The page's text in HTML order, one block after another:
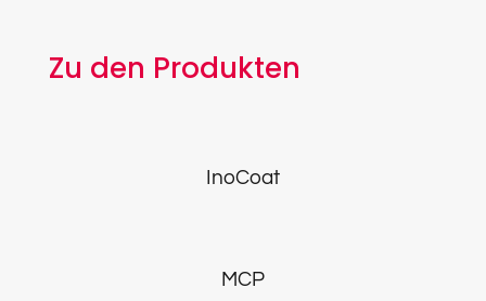
Zu den Produkten
InoCoat
MCP